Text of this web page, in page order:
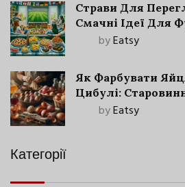
Страви Для
Смачні Ідеї Для
byEatsy
Як Фарбувати
Цибулі:
Сучасними
byEatsy
Категорії